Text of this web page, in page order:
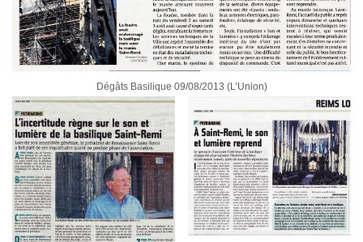
Dégâts Basilique 09/08/2013 (L’Union)